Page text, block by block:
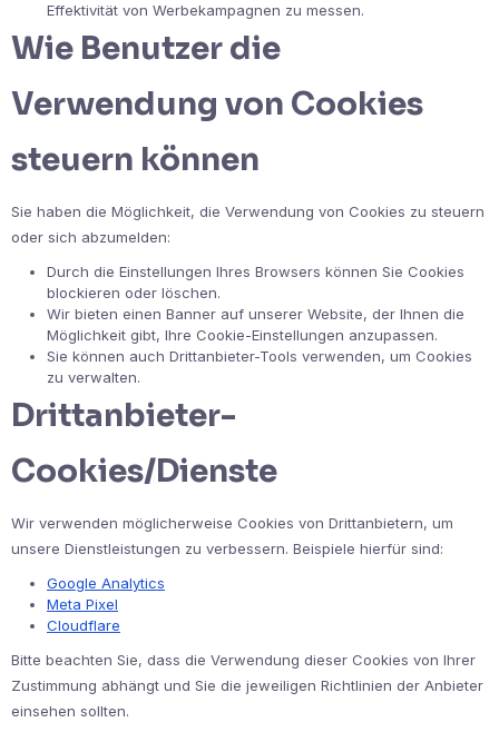
Effektivität von Werbekampagnen zu messen.
Wie Benutzer die
Verwendung von Cookies
steuern können
Sie haben die Möglichkeit, die Verwendung von Cookies zu steuern
oder sich abzumelden:
Durch die Einstellungen Ihres Browsers können Sie Cookies
blockieren oder löschen.
Wir bieten einen Banner auf unserer Website, der Ihnen die
Möglichkeit gibt, Ihre Cookie-Einstellungen anzupassen.
Sie können auch Drittanbieter-Tools verwenden, um Cookies
zu verwalten.
Drittanbieter-
Cookies/Dienste
Wir verwenden möglicherweise Cookies von Drittanbietern, um
unsere Dienstleistungen zu verbessern. Beispiele hierfür sind:
Google Analytics
Meta Pixel
Cloudflare
Bitte beachten Sie, dass die Verwendung dieser Cookies von Ihrer
Zustimmung abhängt und Sie die jeweiligen Richtlinien der Anbieter
einsehen sollten.